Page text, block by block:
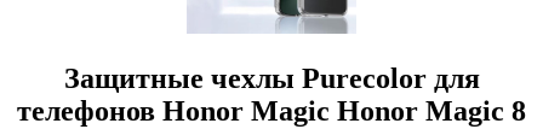
Защитные чехлы Purecolor для
телефонов Honor Magic Honor Magic 8